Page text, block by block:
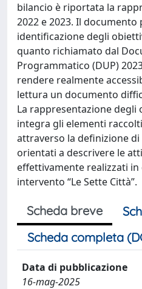
bilancio è riportata la
2022 e 2023. Il
identificazione degli
quanto richiamato dal
Programmatico (DUP)
rendere realmente
lettura un documento
La rappresentazione degli
integra gli elementi
attraverso la definizione
orientati a descrivere le
effettivamente realizzati in
intervento “Le Sette Città”.
Scheda breve
Scheda completa
Data di pubblicazione
16-mag-2025